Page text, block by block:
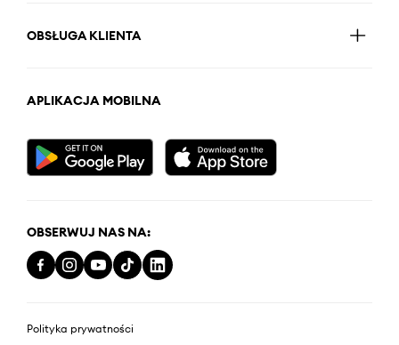
OBSŁUGA KLIENTA
APLIKACJA MOBILNA
OBSERWUJ NAS NA:
Polityka prywatności